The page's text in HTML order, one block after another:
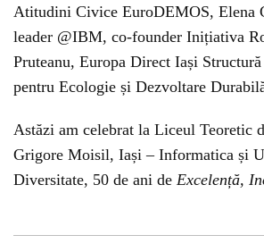
Atitudini Civice EuroDEMOS, Elena
leader @IBM, co-founder Inițiativa
Pruteanu, Europa Direct Iași
pentru Ecologie și Dezvoltare
Astăzi am celebrat la Liceul Teoretic
Grigore Moisil, Iași – Informatica și
Diversitate, 50 de ani de Excelență,